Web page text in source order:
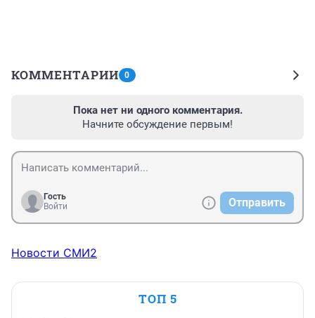
КОММЕНТАРИИ 0
Пока нет ни одного комментария.
Начните обсуждение первым!
Гость
Войти
Отправить
Новости СМИ2
ТОП 5